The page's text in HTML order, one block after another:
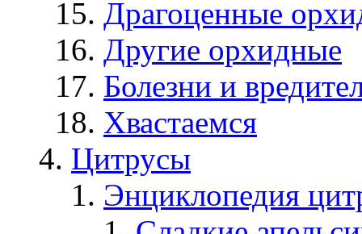
Драгоценные
Другие орхидные
Болезни и
Хвастаемся
Цитрусы
Энциклопедия